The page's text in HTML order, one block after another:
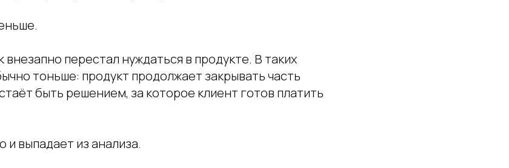
перестал нуждаться в продукте. В таких
тоньше: продукт продолжает закрывать часть
быть решением, за которое клиент готов платить
и выпадает из анализа.